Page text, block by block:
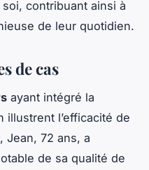
contribuant ainsi à
de leur quotidien.
de cas
ayant intégré la
illustrent l’efficacité de
Jean, 72 ans, a
de sa qualité de